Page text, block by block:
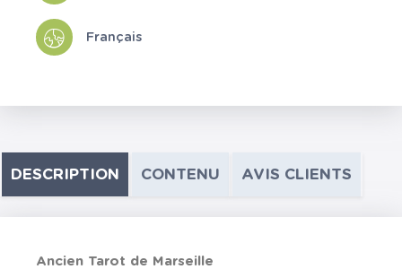
Français
DESCRIPTION CONTENU AVIS CLIENTS
Ancien Tarot de Marseille